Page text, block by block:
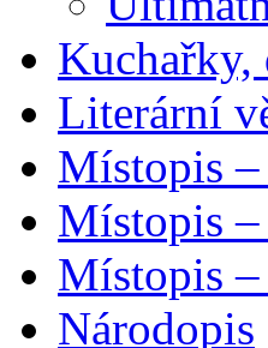
Kuchařky,
Literární
Místopis
Místopis
Místopis –
Národopis